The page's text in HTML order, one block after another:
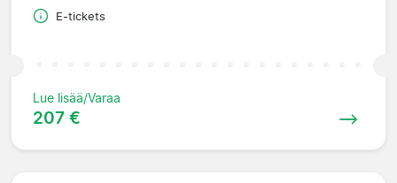
E-tickets
Lue lisää/Varaa
207 €